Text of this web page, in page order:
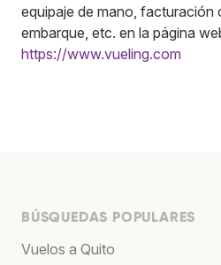
equipaje de mano, facturación
embarque, etc. en la página
https://www.vueling.com
BÚSQUEDAS POPULARES
Vuelos a Quito